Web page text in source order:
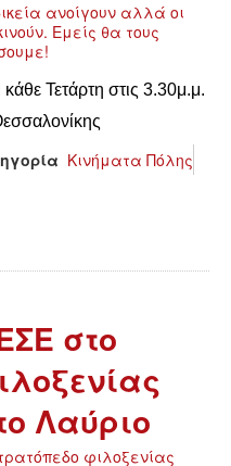
Τετάρτη στις 3.30μ.μ.
Κινήματα Πόλης
στο
Λαύριο